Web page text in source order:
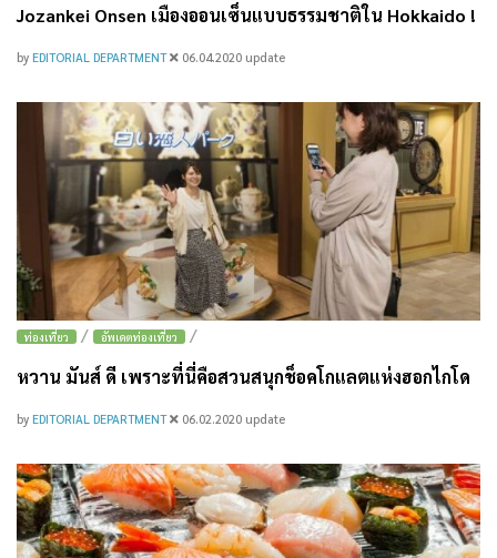
Jozankei Onsen เมืองออนเซ็นแบบธรรมชาติใน Hokkaido !
by EDITORIAL DEPARTMENT 06.04.2020 update
ท่องเที่ยว / อัพเดตท่องเที่ยว /
หวาน มันส์ ดี เพราะที่นี่คือสวนสนุกช็อคโกแลตแห่งฮอกไกโด
by EDITORIAL DEPARTMENT 06.02.2020 update